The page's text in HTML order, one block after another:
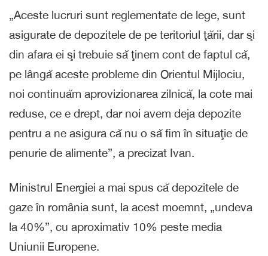
„Aceste lucruri sunt reglementate de lege, sunt
asigurate de depozitele de pe teritoriul ţării, dar şi
din afara ei şi trebuie să ţinem cont de faptul că,
pe lângă aceste probleme din Orientul Mijlociu,
noi continuăm aprovizionarea zilnică, la cote mai
reduse, ce e drept, dar noi avem deja depozite
pentru a ne asigura că nu o să fim în situaţie de
penurie de alimente”, a precizat Ivan.
Ministrul Energiei a mai spus că depozitele de
gaze în românia sunt, la acest moemnt, „undeva
la 40%”, cu aproximativ 10% peste media
Uniunii Europene.